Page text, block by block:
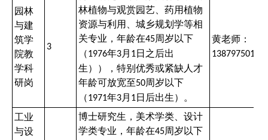
园林
与建
筑学
院教
学科
研岗
3
林植物与观赏园艺、药用植物
资源与利用、城乡规划学等相
关专业，年龄在45周岁以下
（1976年3月 1日之后出
生）），特别优秀或紧缺人才
年龄可放宽至50周岁以下
（1971年3月 1日后出生）。
黄老师：
13879750103
工业
与设
博士研究生，美术学类、设计
学类专业，年龄在45周岁以下